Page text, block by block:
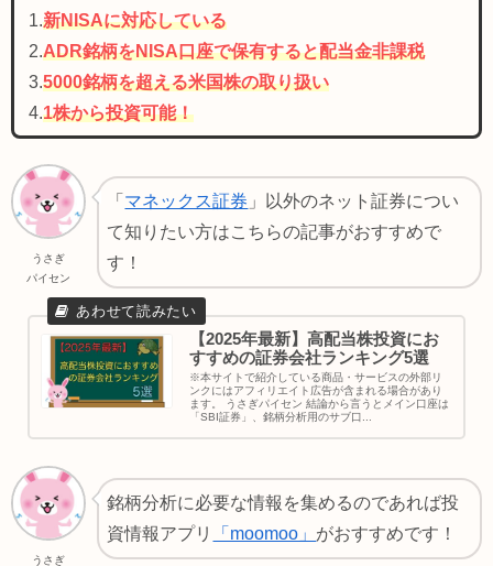
1.新NISAに対応している
2.ADR銘柄をNISA口座で保有すると配当金非課税
3.5000銘柄を超える米国株の取り扱い
4.1株から投資可能！
うさぎ
パイセン
「 マネックス証券 」以外のネット証券につい
て知りたい方はこちらの記事がおすすめで
す！
【2025年最新】高配当株投資にお
すすめの証券会社ランキング5選
※本サイトで紹介している商品・サービスの外部リ
ンクにはアフィリエイト広告が含まれる場合があり
ます。 うさぎパイセン 結論から言うとメイン口座は
「SBI証券」、銘柄分析用のサブ口...
うさぎ
銘柄分析に必要な情報を集めるのであれば投
資情報アプリ
「moomoo」 がおすすめです！